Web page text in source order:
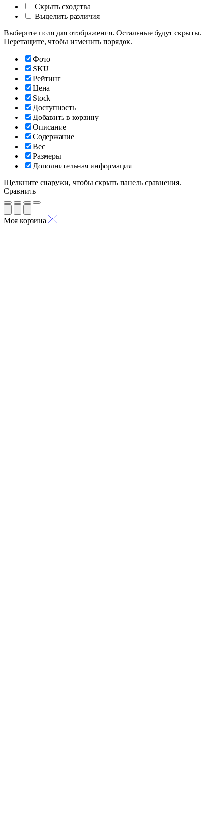
Скрыть сходства
Выделить различия
Выберите поля для отображения. Остальные будут скрыты.
Перетащите, чтобы изменить порядок.
Фото
SKU
Рейтинг
Цена
Stock
Доступность
Добавить в корзину
Описание
Содержание
Вес
Размеры
Дополнительная информация
Щелкните снаружи, чтобы скрыть панель сравнения.
Сравнить
Моя корзина